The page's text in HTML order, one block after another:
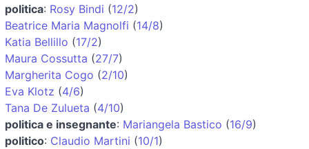
politica: Rosy Bindi (12/2)
Beatrice Maria Magnolfi (14/8)
Katia Bellillo (17/2)
Maura Cossutta (27/7)
Margherita Cogo (2/10)
Eva Klotz (4/6)
Tana De Zulueta (4/10)
politica e insegnante: Mariangela Bastico (16/9)
politico: Claudio Martini (10/1)